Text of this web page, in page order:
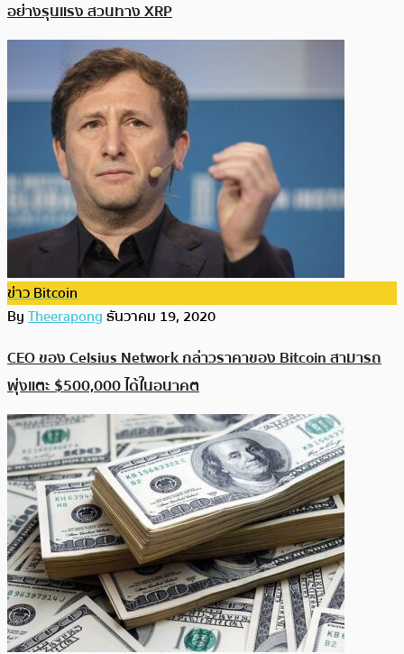
อย่างรุนแรง สวนทาง XRP
ข่าว Bitcoin
ByTheerapongธันวาคม 19, 2020
CEO ของ Celsius Network กล่าวราคาของ Bitcoin สามารถ
พุ่งแตะ $500,000 ได้ในอนาคต